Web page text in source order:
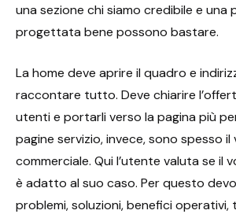
una sezione chi siamo credibile e
progettata bene possono bastare.
La home deve aprire il quadro e
raccontare tutto. Deve chiarire
utenti e portarli verso la pagina più
pagine servizio, invece, sono spesso
commerciale. Qui l’utente valuta se il
è adatto al suo caso. Per questo
problemi, soluzioni, benefici operativi,